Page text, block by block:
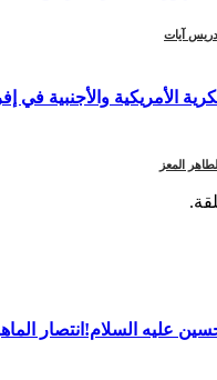
آيات
الأمريكية والأجنبية في
المعز
عليه السلام!انتصار